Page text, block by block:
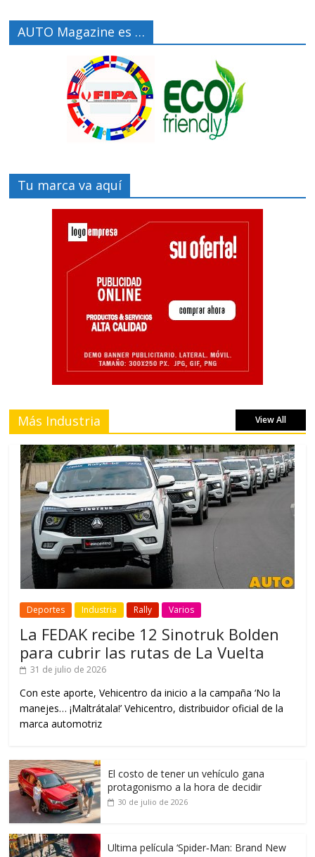
AUTO Magazine es …
Tu marca va aquí
Más Industria View All
Deportes Industria Rally Varios
La FEDAK recibe 12 Sinotruk Bolden
para cubrir las rutas de La Vuelta
31 de julio de 2026
Con este aporte, Vehicentro da inicio a la campaña ‘No la
manejes… ¡Maltrátala!’ Vehicentro, distribuidor oficial de la
marca automotriz
El costo de tener un vehículo gana
protagonismo a la hora de decidir
30 de julio de 2026
Ultima película ‘Spider‑Man: Brand New